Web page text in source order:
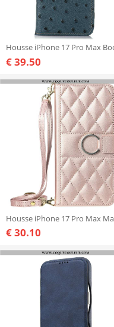
€ 39.50
€ 30.10